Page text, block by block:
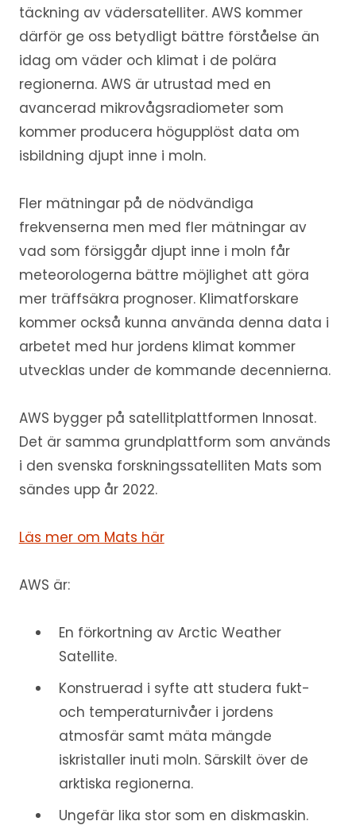
täckning av vädersatelliter. AWS kommer
därför ge oss betydligt bättre förståelse än
idag om väder och klimat i de polära
regionerna. AWS är utrustad med en
avancerad mikrovågsradiometer som
kommer producera högupplöst data om
isbildning djupt inne i moln.
Fler mätningar på de nödvändiga
frekvenserna men med fler mätningar av
vad som försiggår djupt inne i moln får
meteorologerna bättre möjlighet att göra
mer träffsäkra prognoser. Klimatforskare
kommer också kunna använda denna data i
arbetet med hur jordens klimat kommer
utvecklas under de kommande decennierna.
AWS bygger på satellitplattformen Innosat.
Det är samma grundplattform som används
i den svenska forskningssatelliten Mats som
sändes upp år 2022.
Läs mer om Mats här
AWS är:
En förkortning av Arctic Weather
Satellite.
Konstruerad i syfte att studera fukt-
och temperaturnivåer i jordens
atmosfär samt mäta mängde
iskristaller inuti moln. Särskilt över de
arktiska regionerna.
Ungefär lika stor som en diskmaskin.